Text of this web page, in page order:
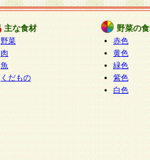
個人情報を与えることは任意ですが
合には、当社のサービスの提供、お
い場合がございますのでご了承くだ
主な食材
野菜
肉
魚
くだもの
野菜の
赤色
黄色
緑色
紫色
白色